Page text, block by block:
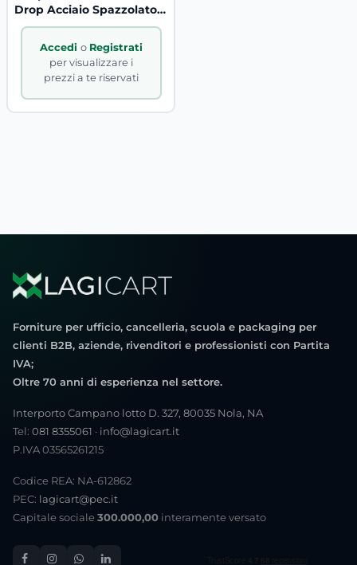
Drop Acciaio Spazzolato
Ø50mm – 1 Pz
Accedi o Registrati
per visualizzare i
prezzi a te riservati
Forniture per ufficio, cancelleria, scuola e packaging per
clienti B2B, aziende, rivenditori e professionisti con Partita
IVA;
Oltre 70 anni di esperienza nel settore.
Interporto Campano lotto D. 327, 80035 Nola, NA
Tel: 081 8355061 · info@lagicart.it
P.IVA 03565261215
Codice REA: NA-612862
PEC: lagicart@pec.it
Capitale sociale 300.000,00 interamente versato